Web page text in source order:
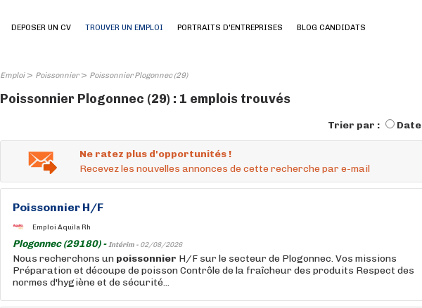
DEPOSER UN CV TROUVER UN EMPLOI PORTRAITS D'ENTREPRISES BLOG CANDIDATS
Emploi> Poissonnier> Poissonnier Plogonnec (29)
Poissonnier Plogonnec (29) : 1 emplois trouvés
Trier par : Date
Ne ratez plus d'opportunités !
Recevez les nouvelles annonces de cette recherche par e-mail
Poissonnier H/F
Emploi Aquila Rh
Plogonnec (29180) -Intérim - 02/08/2026
Nous recherchons un poissonnier H/F sur le secteur de Plogonnec. Vos missions
Préparation et découpe de poisson Contrôle de la fraîcheur des produits Respect des
normes d'hygiène et de sécurité...